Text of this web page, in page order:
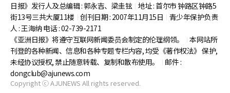
日报》发行人及总编辑 : 郭永吉、梁圭铉 地址 : 首尔市钟路区钟路5
街13号三共大厦11楼 创刊日期 : 2007年11月15日
青少年保护负责
人 : 王海纳 电话 : 02-739-2171
《亚洲日报》将遵守互联网新闻委员会制定的伦理纲领。
本网站所
刊登的各种新闻、信息和各种专题专栏内容, 均受《著作权法》 保护,
未经协议授权, 禁止随意转载、复制和散布使用。
邮件 :
dongclub@ajunews.com
Copyright ⓒ AJUNEWS All rights reserved.